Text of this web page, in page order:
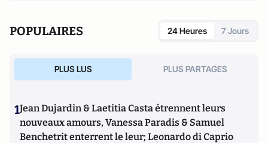
POPULAIRES 24 Heures 7 Jours
PLUS LUS PLUS PARTAGES
1Jean Dujardin & Laetitia Casta étrennent leurs
nouveaux amours, Vanessa Paradis & Samuel
Benchetrit enterrent le leur; Leonardo di Caprio